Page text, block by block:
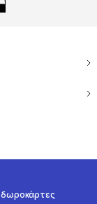
δωροκάρτες